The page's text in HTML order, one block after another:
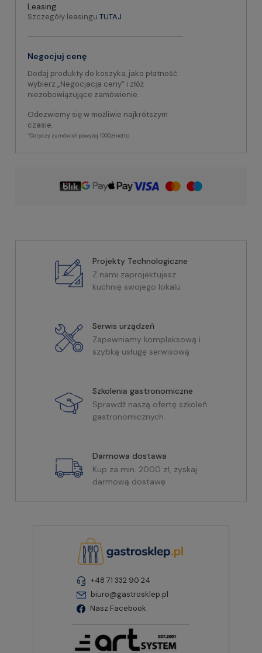
Leasing
Szczegóły leasingu TUTAJ
Negocjuj cenę
Dodaj produkty do koszyka, jako płatność
wybierz „Negocjacja ceny” i złóż
niezobowiązujące zamówienie.
Odezwiemy się w możliwie najkrótszym
czasie.
*Dotyczy zamówień powyżej 1000zł netto
Projekty Technologiczne
Z nami zaprojektujesz
kuchnię swojego lokalu
Serwis urządzeń
Zapewniamy kompleksową i
szybką usługę serwisową
Szkolenia gastronomiczne
Sprawdź naszą ofertę szkoleń
gastronomicznych
Darmowa dostawa
Kup za min. 2000 zł, zyskaj
darmową dostawę
+48 71 332 90 24
biuro@gastrosklep.pl
Nasz Facebook